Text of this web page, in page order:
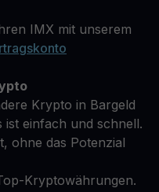
IMX mit unserem
Krypto in Bargeld
ist einfach und schnell.
ohne das Potenzial
Kryptowährungen.